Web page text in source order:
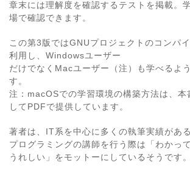
章末には理解度を確認するテストを掲載。
場で確認できます。
この第3版ではGNUプロジェクトのコンパ
利用し、Windowsユーザー
だけでなくMacユーザー（注）も学べるよ
す。
注：macOSでの学習環境の構築方法は、本
してPDFで提供しています。
著者は、IT系を中心に多くの執筆実績があ
プログラミングの講師を行う際は「わかっ
うれしい」をモットーにしているそうです。